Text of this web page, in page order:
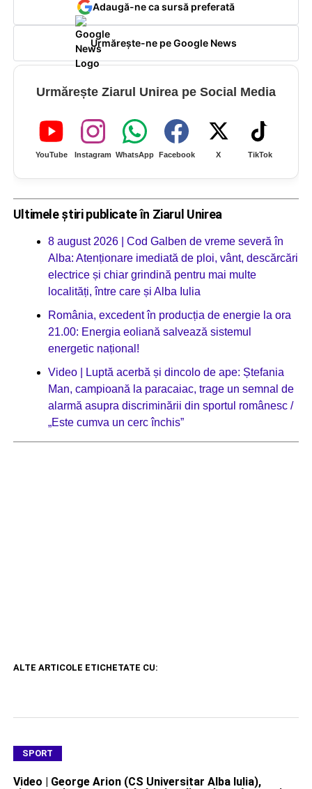
Adaugă-ne ca sursă preferată
Urmărește-ne pe Google News
Urmărește Ziarul Unirea pe Social Media
YouTube Instagram WhatsApp Facebook X TikTok
Ultimele știri publicate în Ziarul Unirea
8 august 2026 | Cod Galben de vreme severă în
Alba: Atenționare imediată de ploi, vânt, descărcări
electrice și chiar grindină pentru mai multe
localități, între care și Alba Iulia
România, excedent în producția de energie la ora
21.00: Energia eoliană salvează sistemul
energetic național!
Video | Luptă acerbă și dincolo de ape: Ștefania
Man, campioană la paracaiac, trage un semnal de
alarmă asupra discriminării din sportul românesc /
„Este cumva un cerc închis”
ALTE ARTICOLE ETICHETATE CU:
SPORT
Video | George Arion (CS Universitar Alba Iulia),